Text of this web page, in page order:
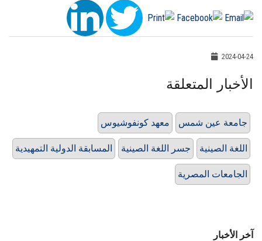
2024-04-24
الأخبار المتعلقة
معهد كونفوشيوس جامعة عين شمس
المسابقة الدولية التمهيدية جسر اللغة الصينية اللغة الصينية
الجامعات المصرية
آخر الأخبار